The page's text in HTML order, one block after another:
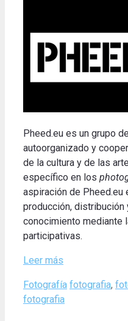
Pheed.eu es un grupo
autoorganizado y
de la cultura y de las
específico en los
aspiración de Pheed.eu
producción,
conocimiento mediante
participativas.
Leer más
Categories
Fotografía Tags
fotografia,
fotografia